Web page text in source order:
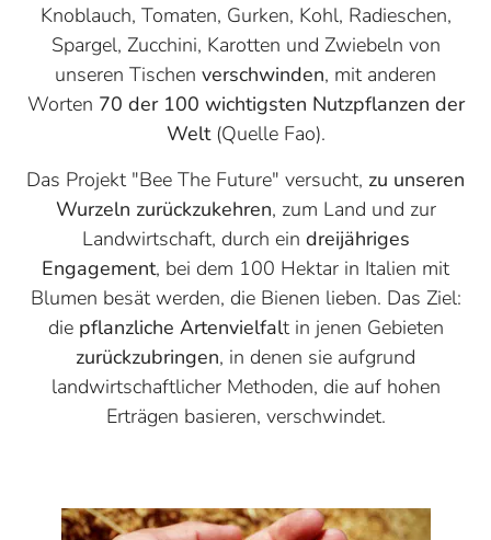
Knoblauch, Tomaten, Gurken, Kohl, Radieschen,
Spargel, Zucchini, Karotten und Zwiebeln von
unseren Tischen verschwinden, mit anderen
Worten 70 der 100 wichtigsten Nutzpflanzen der
Welt(Quelle Fao).
Das Projekt "Bee The Future" versucht, zu unseren
Wurzeln zurückzukehren, zum Land und zur
Landwirtschaft, durch ein dreijähriges
Engagement, bei dem 100 Hektar in Italien mit
Blumen besät werden, die Bienen lieben. Das Ziel:
die pflanzliche Artenvielfalt in jenen Gebieten
zurückzubringen, in denen sie aufgrund
landwirtschaftlicher Methoden, die auf hohen
Erträgen basieren, verschwindet.